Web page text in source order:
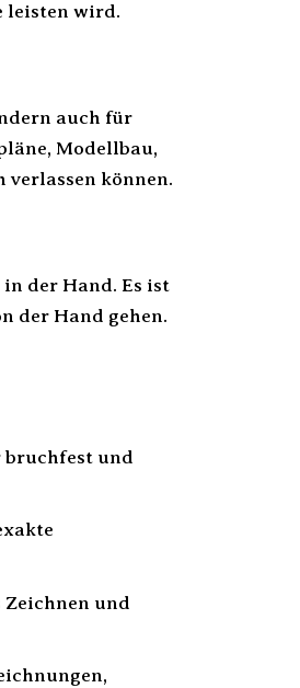
leisten wird.
auch für
Modellbau,
verlassen können.
der Hand. Es ist
der Hand gehen.
bruchfest und
und